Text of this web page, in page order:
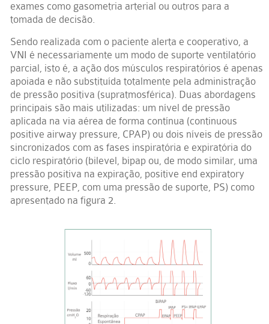
exames como gasometria arterial ou outros para a
tomada de decisão.
Sendo realizada com o paciente alerta e cooperativo, a
VNI é necessariamente um modo de suporte ventilatório
parcial, isto é, a ação dos músculos respiratórios é apenas
apoiada e não substituída totalmente pela administração
de pressão positiva (supratmosférica). Duas abordagens
principais são mais utilizadas: um nível de pressão
aplicada na via aérea de forma contínua (continuous
positive airway pressure, CPAP) ou dois níveis de pressão
sincronizados com as fases inspiratória e expiratória do
ciclo respiratório (bilevel, bipap ou, de modo similar, uma
pressão positiva na expiração, positive end expiratory
pressure, PEEP, com uma pressão de suporte, PS) como
apresentado na figura 2.